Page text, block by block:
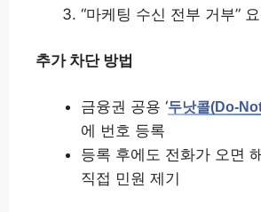
“마케팅 수신 전부 거부”
추가 차단 방법
금융권 공용 ‘두낫콜(Do-
에 번호 등록
등록 후에도 전화가 오면
직접 민원 제기